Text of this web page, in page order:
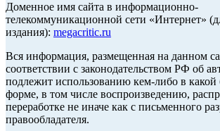
Доменное имя сайта в информационно-
телекоммуникационной сети «Интернет»
издания): megacritic.ru
Вся информация, размещенная на данном
соответствии с законодательством РФ об
подлежит использованию кем-либо в
форме, в том числе воспроизведению,
переработке не иначе как с письменного
правообладателя.